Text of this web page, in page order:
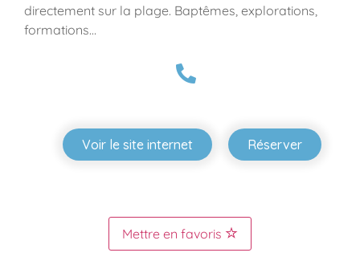
directement sur la plage. Baptêmes, explorations,
formations…
Voir le site internet Réserver
Mettre en favoris